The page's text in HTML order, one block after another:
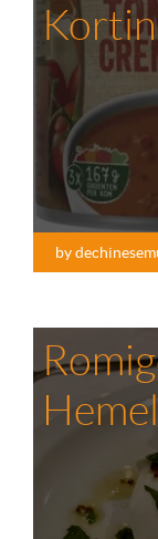
by